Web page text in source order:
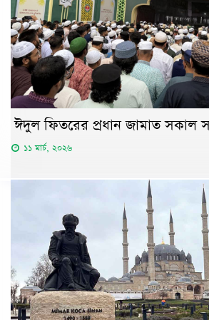
ঈদুল ফিতরের প্রধান জামাত সকাল
১১ মার্চ, ২০২৬